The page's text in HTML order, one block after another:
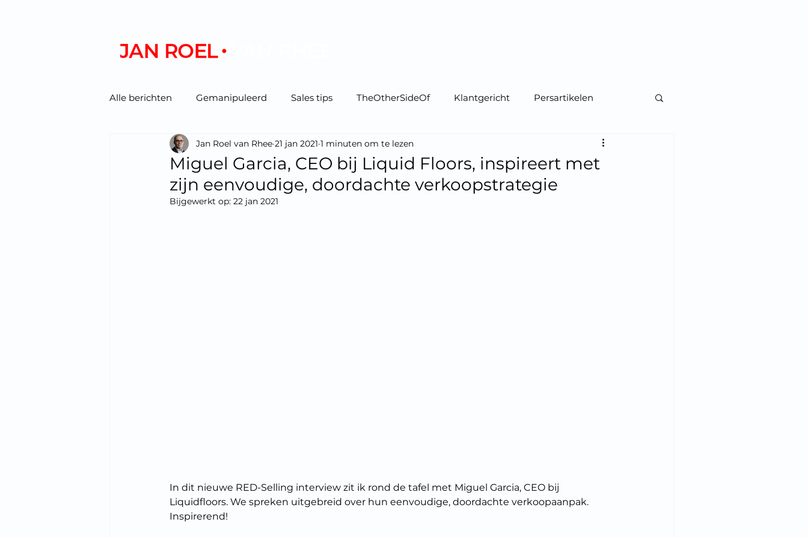
Alle berichten Gemanipuleerd Sales tips TheOtherSideOf Klantgericht Persartikelen
Podcast/video
Miguel Garcia, CEO bij Liquid Floors, inspireert met
zijn eenvoudige, doordachte verkoopstrategie
Jan Roel van Rhee 21 jan 2021 1 minuten om te lezen
Bijgewerkt op: 22 jan 2021
In dit nieuwe RED-Selling interview zit ik rond de tafel met Miguel Garcia, CEO bij
Liquidfloors. We spreken uitgebreid over hun eenvoudige, doordachte verkoopaanpak.
Inspirerend!